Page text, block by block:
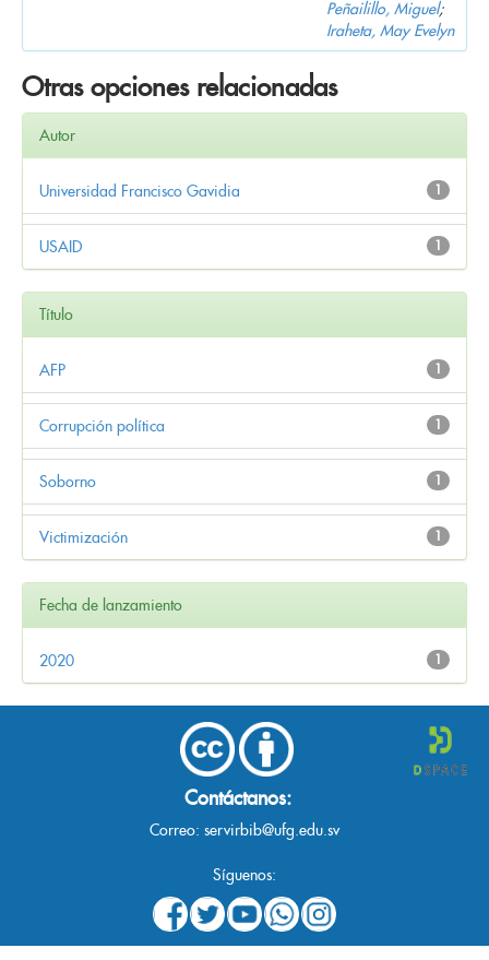
Peñailillo, Miguel;
Iraheta, May Evelyn
Otras opciones relacionadas
Autor
1
Universidad Francisco Gavidia
1
USAID
Título
1
AFP
1
Corrupción política
1
Soborno
1
Victimización
Fecha de lanzamiento
1
2020
Contáctanos:
Correo: servirbib@ufg.edu.sv
Síguenos: